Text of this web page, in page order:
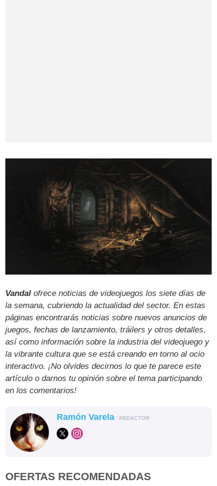
Vandal ofrece noticias de videojuegos los siete días de
la semana, cubriendo la actualidad del sector. En estas
páginas encontrarás noticias sobre nuevos anuncios de
juegos, fechas de lanzamiento, tráilers y otros detalles,
así como información sobre la industria del videojuego y
la vibrante cultura que se está creando en torno al ocio
interactivo. ¡No olvides decirnos lo que te parece este
artículo o darnos tu opinión sobre el tema participando
en los comentarios!
Ramón Varela REDACTOR
OFERTAS RECOMENDADAS